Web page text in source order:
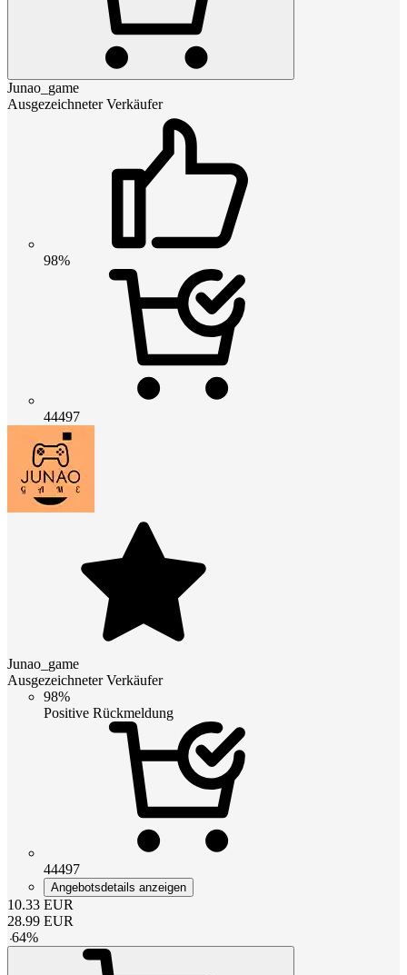
Junao_game
Ausgezeichneter Verkäufer
98%
44497
Junao_game
Ausgezeichneter Verkäufer
98%
Positive Rückmeldung
44497
Angebotsdetails anzeigen
10.33 EUR
28.99 EUR
-64%